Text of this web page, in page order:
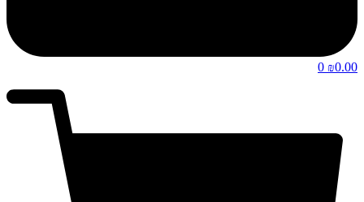
₪0.00
0